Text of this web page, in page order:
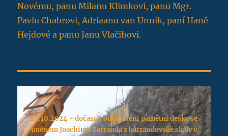
Novému, panu Milanu Klimkovi, panu Mgr.
Pavlu Chabrovi, Adriaanu van Unnik, paní Haně
Hejdové a panu Janu Vlačihovi.
25.10.2024 - dočasné odstranění pamětní desky se
jménem Joachima Barranda z barrandovské skály v